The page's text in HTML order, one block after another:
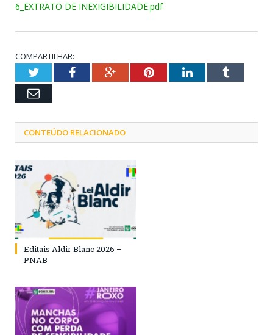
6_EXTRATO DE INEXIGIBILIDADE.pdf
COMPARTILHAR:
TwitterFacebookGoogle+PinterestLinkedInTumblr
Email
CONTEÚDO RELACIONADO
Editais Aldir Blanc 2026 –
PNAB